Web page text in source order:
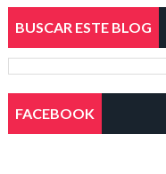
BUSCAR ESTE BLOG
FACEBOOK